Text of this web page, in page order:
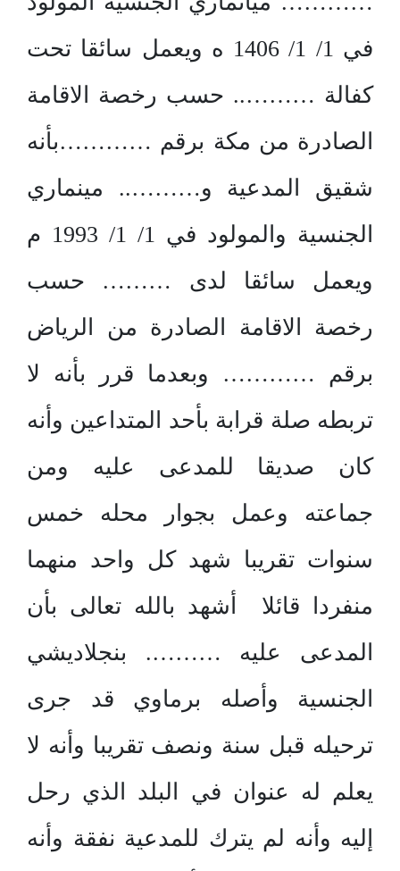
في 1/ 1/ 1406 ه ويعمل سائقا تحت
كفالة ……….. حسب رخصة الاقامة
الصادرة من مكة برقم …………بأنه
شقيق المدعية و……….. مينماري
الجنسية والمولود في 1/ 1/ 1993 م
ويعمل سائقا لدى ……… حسب
رخصة الاقامة الصادرة من الرياض
برقم ………… وبعدما قرر بأنه لا
تربطه صلة قرابة بأحد المتداعين وأنه
كان صديقا للمدعى عليه ومن
جماعته وعمل بجوار محله خمس
سنوات تقريبا شهد كل واحد منهما
منفردا قائلا أشهد بالله تعالى بأن
المدعى عليه ………. بنجلاديشي
الجنسية وأصله برماوي قد جرى
ترحيله قبل سنة ونصف تقريبا وأنه لا
يعلم له عنوان في البلد الذي رحل
إليه وأنه لم يترك للمدعية نفقة وأنه